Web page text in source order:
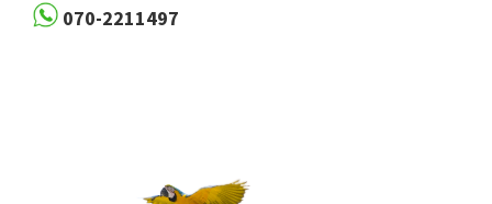
070-2211497